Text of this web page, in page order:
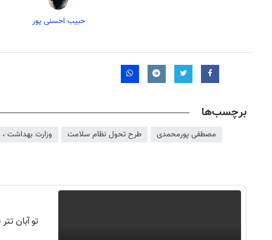
حبیب احسنی پور
برچسب‌ها
مصطفی پورمحمدی طرح تحول نظام سلامت وزارت بهداشت
تو آبان